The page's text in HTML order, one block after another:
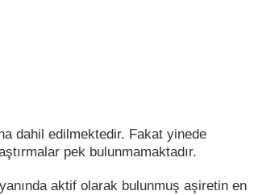
dahil edilmektedir. Fakat yinede
pek bulunmamaktadır.
aktif olarak bulunmuş aşiretin en